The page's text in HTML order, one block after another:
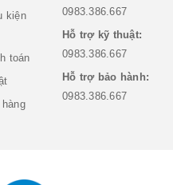
kiện
toán
0983.386.667
Hỗ trợ kỹ thuật:
0983.386.667
Hỗ trợ bảo hành:
0983.386.667